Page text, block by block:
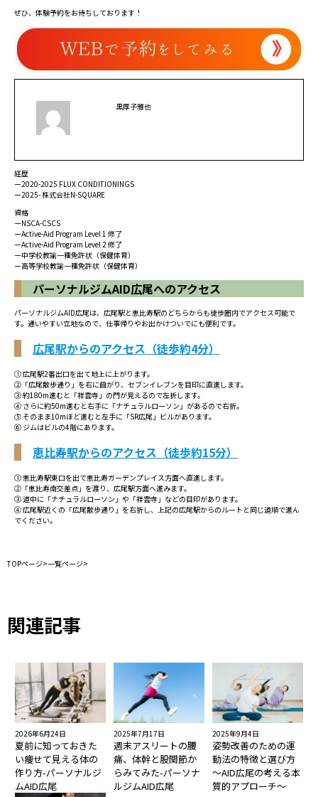
ぜひ、体験予約をお待ちしております！
黒厚子雅也
経歴
ー2020-2025 FLUX CONDITIONINGS
ー2025- 株式会社N-SQUARE
資格
ーNSCA-CSCS
ーActive-Aid Program Level 1 修了
ーActive-Aid Program Level 2 修了
ー中学校教諭一種免許状（保健体育）
ー高等学校教諭一種免許状（保健体育）
パーソナルジムAID広尾へのアクセス
パーソナルジムAID広尾は、広尾駅と恵比寿駅のどちらからも徒歩圏内でアクセス可能で
す。通いやすい立地なので、仕事帰りやお出かけついでにも便利です。
広尾駅からのアクセス（徒歩約4分）
① 広尾駅2番出口を出て地上に上がります。
②「広尾散歩通り」を右に曲がり、セブンイレブンを目印に直進します。
③ 約180m進むと「祥雲寺」の門が見えるので左折します。
④ さらに約50m進むと右手に「ナチュラルローソン」があるので右折。
⑤ そのまま10mほど進むと左手に「SR広尾」ビルがあります。
⑥ ジムはビルの4階にあります。
恵比寿駅からのアクセス（徒歩約15分）
① 恵比寿駅東口を出て恵比寿ガーデンプレイス方面へ直進します。
②「恵比寿南交差点」を渡り、広尾駅方面へ進みます。
③ 道中に「ナチュラルローソン」や「祥雲寺」などの目印があります。
④ 広尾駅近くの「広尾散歩通り」を右折し、上記の広尾駅からのルートと同じ道順で進ん
でください。
TOPページ>一覧ページ>
関連記事
2026年6月24日
夏前に知っておきた
い痩せて見える体の
作り方-パーソナルジ
ムAID広尾
2025年7月17日
週末アスリートの腰
痛、体幹と股関節か
らみてみた-パーソナ
ルジムAID広尾
2025年9月4日
姿勢改善のための運
動法の特徴と選び方
〜AID広尾の考える本
質的アプローチ〜